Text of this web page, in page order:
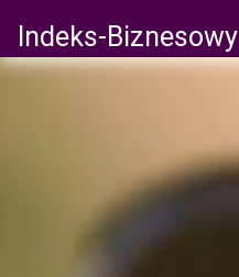
Indeks-Biznesowy